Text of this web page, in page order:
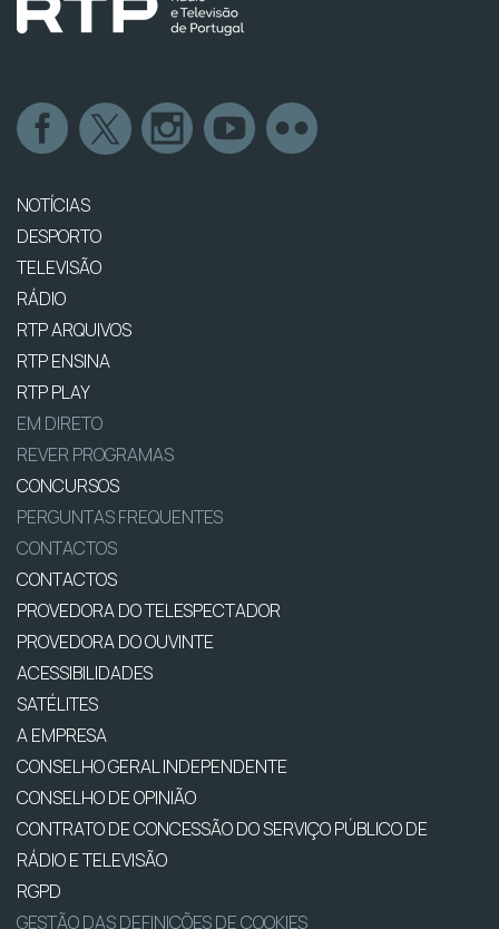
NOTÍCIAS
DESPORTO
TELEVISÃO
RÁDIO
RTP ARQUIVOS
RTP ENSINA
RTP PLAY
EM DIRETO
REVER PROGRAMAS
CONCURSOS
PERGUNTAS FREQUENTES
CONTACTOS
CONTACTOS
PROVEDORA DO TELESPECTADOR
PROVEDORA DO OUVINTE
ACESSIBILIDADES
SATÉLITES
A EMPRESA
CONSELHO GERAL INDEPENDENTE
CONSELHO DE OPINIÃO
CONTRATO DE CONCESSÃO DO SERVIÇO PÚBLICO DE
RÁDIO E TELEVISÃO
RGPD
GESTÃO DAS DEFINIÇÕES DE COOKIES